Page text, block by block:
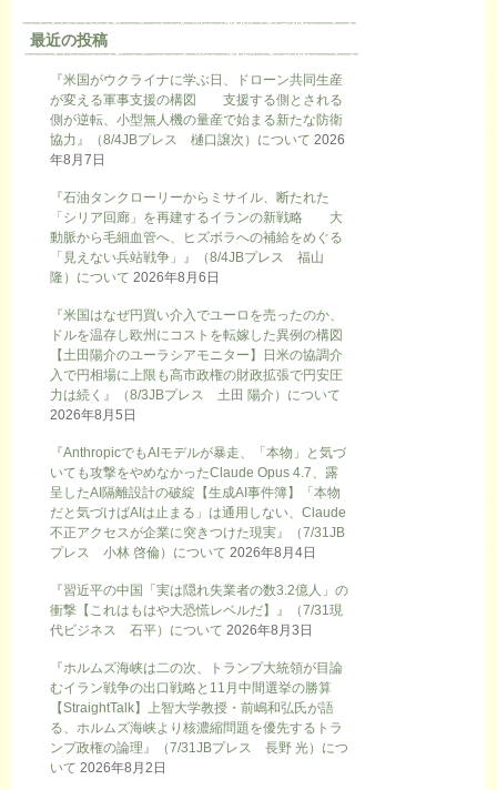
最近の投稿
『米国がウクライナに学ぶ日、ドローン共同生産
が変える軍事支援の構図 支援する側とされる
側が逆転、小型無人機の量産で始まる新たな防衛
協力』（8/4JBプレス 樋口譲次）について 2026
年8月7日
『石油タンクローリーからミサイル、断たれた
「シリア回廊」を再建するイランの新戦略 大
動脈から毛細血管へ、ヒズボラへの補給をめぐる
「見えない兵站戦争」』（8/4JBプレス 福山
隆）について 2026年8月6日
『米国はなぜ円買い介入でユーロを売ったのか、
ドルを温存し欧州にコストを転嫁した異例の構図
【土田陽介のユーラシアモニター】日米の協調介
入で円相場に上限も高市政権の財政拡張で円安圧
力は続く』（8/3JBプレス 土田 陽介）について
2026年8月5日
『AnthropicでもAIモデルが暴走、「本物」と気づ
いても攻撃をやめなかったClaude Opus 4.7、露
呈したAI隔離設計の破綻【生成AI事件簿】「本物
だと気づけばAIは止まる」は通用しない、Claude
不正アクセスが企業に突きつけた現実』（7/31JB
プレス 小林 啓倫）について 2026年8月4日
『習近平の中国「実は隠れ失業者の数3.2億人」の
衝撃【これはもはや大恐慌レベルだ】』（7/31現
代ビジネス 石平）について 2026年8月3日
『ホルムズ海峡は二の次、トランプ大統領が目論
むイラン戦争の出口戦略と11月中間選挙の勝算
【StraightTalk】上智大学教授・前嶋和弘氏が語
る、ホルムズ海峡より核濃縮問題を優先するトラ
ンプ政権の論理』（7/31JBプレス 長野 光）につ
いて 2026年8月2日